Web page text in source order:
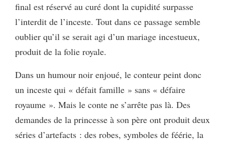
final est réservé au curé dont la cupidité surpasse
l’interdit de l’inceste. Tout dans ce passage semble
oublier qu’il se serait agi d’un mariage incestueux,
produit de la folie royale.
Dans un humour noir enjoué, le conteur peint donc
un inceste qui « défait famille » sans « défaire
royaume ». Mais le conte ne s’arrête pas là. Des
demandes de la princesse à son père ont produit deux
séries d’artefacts : des robes, symboles de féérie, la